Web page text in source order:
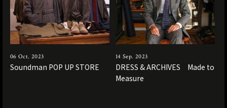
06 Oct. 2023
Soundman POP UP STORE
14 Sep. 2023
DRESS & ARCHIVES Made to
Measure